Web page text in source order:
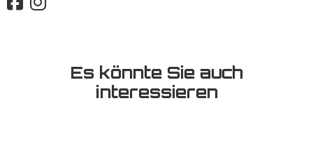
Es könnte Sie auch
interessieren